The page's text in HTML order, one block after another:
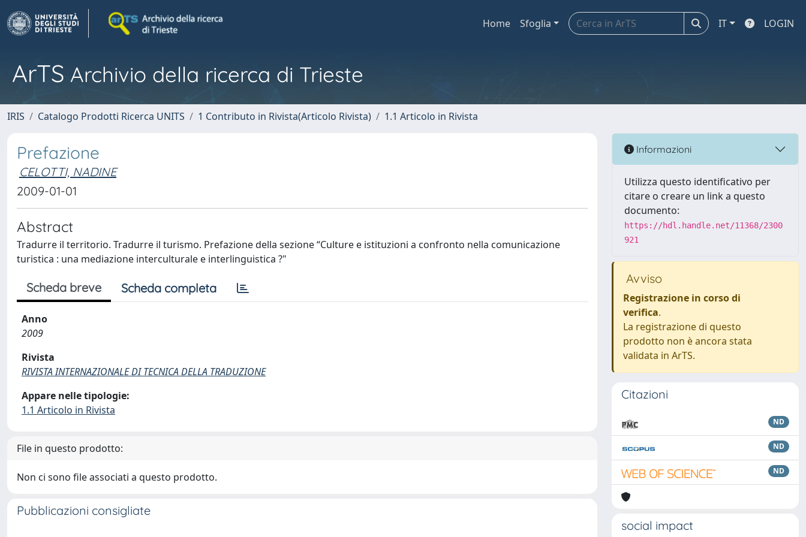
Home Sfoglia IT LOGIN
ArTS Archivio della ricerca di Trieste
IRIS Catalogo Prodotti Ricerca UNITS 1 Contributo in Rivista(Articolo Rivista) 1.1 Articolo in Rivista
Prefazione
CELOTTI, NADINE
2009-01-01
Abstract
Tradurre il territorio. Tradurre il turismo. Prefazione della sezione “Culture e istituzioni a confronto nella comunicazione
turistica : una mediazione interculturale e interlinguistica ?"
Scheda breve Scheda completa
Anno
2009
Rivista
RIVISTA INTERNAZIONALE DI TECNICA DELLA TRADUZIONE
Appare nelle tipologie:
1.1 Articolo in Rivista
File in questo prodotto:
Non ci sono file associati a questo prodotto.
Pubblicazioni consigliate
Informazioni
Utilizza questo identificativo per
citare o creare un link a questo
documento:
https://hdl.handle.net/11368/2300
921
Avviso
Registrazione in corso di
verifica.
La registrazione di questo
prodotto non è ancora stata
validata in ArTS.
Citazioni
ND
ND
ND
social impact